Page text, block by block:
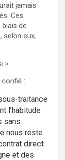
jamais
Ces
de
selon eux,
»
:
traitance
l’habitude
sans
nous reste
direct
et des